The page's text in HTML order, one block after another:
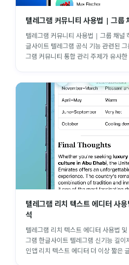
텔레그램 커뮤니티 사용법 | 그룹
텔레그램 커뮤니티 사용법 | 그룹 채널
글사이트 텔레그램 공식 기능 관련된
그램 커뮤니티 통합 관리 주제가 유사
텔레그램 리치 텍스트 에디터 사
석
텔레그램 리치 텍스트 에디터 사용법
그램 한글사이트 텔레그램 신기능 길이
인앱 리치 텍스트 에디터 더 이상 짧은